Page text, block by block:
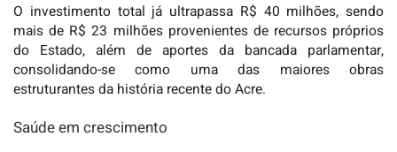
O investimento total já ultrapassa R$ 40 milhões, sendo
mais de R$ 23 milhões provenientes de recursos próprios
do Estado, além de aportes da bancada parlamentar,
consolidando-se como uma das maiores obras
estruturantes da história recente do Acre.
Saúde em crescimento